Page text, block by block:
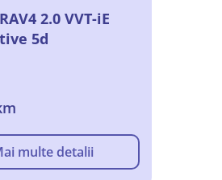
2.0 VVT-iE
5d
multe detalii